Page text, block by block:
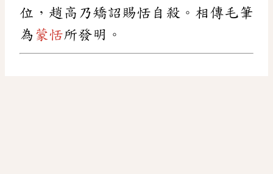
位，趙高乃矯詔賜恬自殺。相傳毛筆
為 蒙恬所發明。